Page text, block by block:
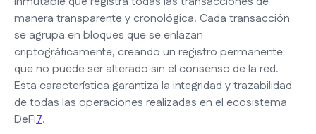
manera transparente y cronológica. Cada transacción
se agrupa en bloques que se enlazan
criptográficamente, creando un registro permanente
que no puede ser alterado sin el consenso de la red.
Esta característica garantiza la integridad y trazabilidad
de todas las operaciones realizadas en el ecosistema
DeFi7.